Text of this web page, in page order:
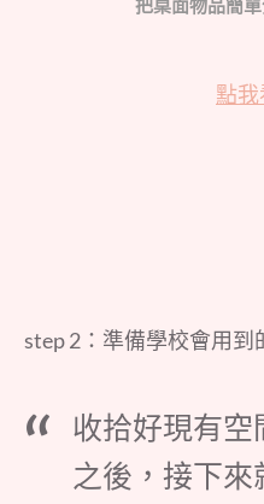
把桌面物品簡
點
step 2：準備學校會用到
收拾好現有空
之後，接下